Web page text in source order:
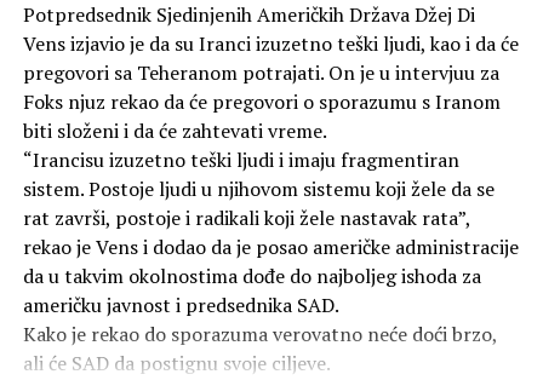
To ostaju jedini slučajevi upotrebe nuklearnog oružja u
ratovanju u ljudskoj istoriji. Prema različitim
procjenama, bomba bačena na Hirošimu 6. avgusta 1945.
godine ubila je između 70.000 i 100.000 ljudi na sam dan
eksplozije.
Do kraja 1945. godine, broj žrtava porastao je na
140.000, jer su ljudi umirali u bolnicama od zadobijenih
povreda i izloženosti zračenju. Ukupan broj žrtava
bombardovanja sada prelazi 350.000.
SAD i dalje ne priznaju moralnu odgovornost za
atomska bombardovanja, pravdajući svoje postupke kao
Potpredsednik Sjedinjenih Američkih Država Džej Di
Vens izjavio je da su Iranci izuzetno teški ljudi, kao i da će
pregovori sa Teheranom potrajati. On je u intervjuu za
Foks njuz rekao da će pregovori o sporazumu s Iranom
biti složeni i da će zahtevati vreme.
“Irancisu izuzetno teški ljudi i imaju fragmentiran
sistem. Postoje ljudi u njihovom sistemu koji žele da se
rat završi, postoje i radikali koji žele nastavak rata”,
rekao je Vens i dodao da je posao američke administracije
da u takvim okolnostima dođe do najboljeg ishoda za
američku javnost i predsednika SAD.
Kako je rekao do sporazuma verovatno neće doći brzo,
ali će SAD da postignu svoje ciljeve.